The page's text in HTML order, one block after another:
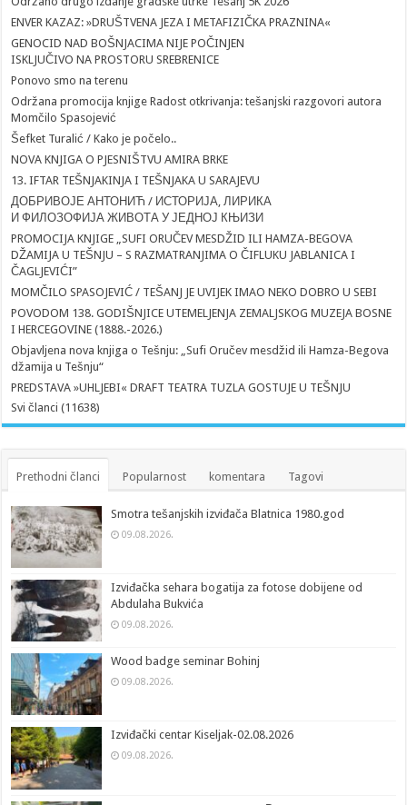
ENVER KAZAZ: »DRUŠTVENA JEZA I METAFIZIČKA PRAZNINA«
GENOCID NAD BOŠNJACIMA NIJE POČINJEN
ISKLJUČIVO NA PROSTORU SREBRENICE
Ponovo smo na terenu
Održana promocija knjige Radost otkrivanja: tešanjski razgovori autora
Momčilo Spasojević
Šefket Turalić / Kako je počelo..
NOVA KNJIGA O PJESNIŠTVU AMIRA BRKE
13. IFTAR TEŠNJAKINJA I TEŠNJAKA U SARAJEVU
ДОБРИВОЈЕ АНТОНИЋ / ИСТОРИЈА, ЛИРИКА
И ФИЛОЗОФИЈА ЖИВОТА У ЈЕДНОЈ КЊИЗИ
PROMOCIJA KNJIGE „SUFI ORUČEV MESDŽID ILI HAMZA-BEGOVA
DŽAMIJA U TEŠNJU – S RAZMATRANJIMA O ČIFLUKU JABLANICA I
ČAGLJEVIĆI”
MOMČILO SPASOJEVIĆ / TEŠANJ JE UVIJEK IMAO NEKO DOBRO U SEBI
POVODOM 138. GODIŠNJICE UTEMELJENJA ZEMALJSKOG MUZEJA BOSNE
I HERCEGOVINE (1888.-2026.)
Objavljena nova knjiga o Tešnju: „Sufi Oručev mesdžid ili Hamza-Begova
džamija u Tešnju“
PREDSTAVA »UHLJEBI« DRAFT TEATRA TUZLA GOSTUJE U TEŠNJU
Svi članci (11638)
Prethodni članci Popularnost komentara Tagovi
Smotra tešanjskih izviđača Blatnica 1980.god
09.08.2026.
Izviđačka sehara bogatija za fotose dobijene od
Abdulaha Bukvića
09.08.2026.
Wood badge seminar Bohinj
09.08.2026.
Izviđački centar Kiseljak-02.08.2026
09.08.2026.